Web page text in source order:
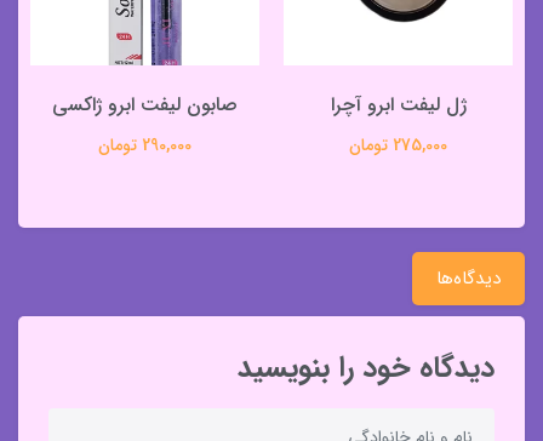
ژل لیفت ابرو آچرا
275,000 تومان
صابون لیفت ابرو ژاکسی
290,000 تومان
دیدگاه‌ها
دیدگاه خود را بنویسید